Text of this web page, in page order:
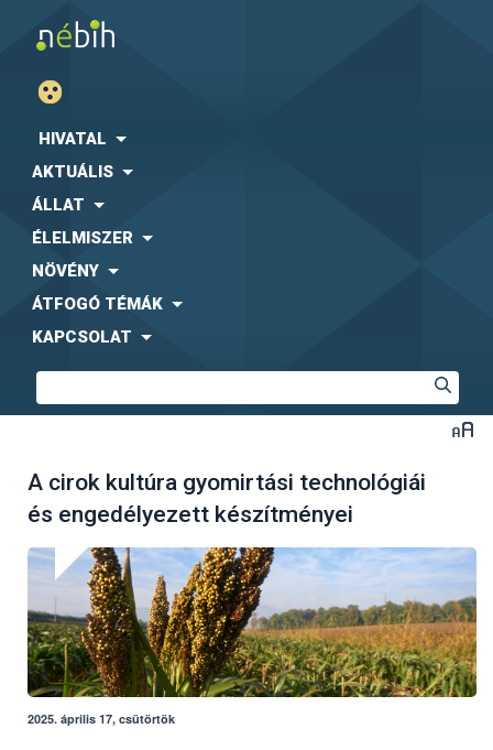
HIVATAL
AKTUÁLIS
ÁLLAT
ÉLELMISZER
NÖVÉNY
ÁTFOGÓ TÉMÁK
KAPCSOLAT
A cirok kultúra gyomirtási technológiái
és engedélyezett készítményei
2025. április 17, csütörtök